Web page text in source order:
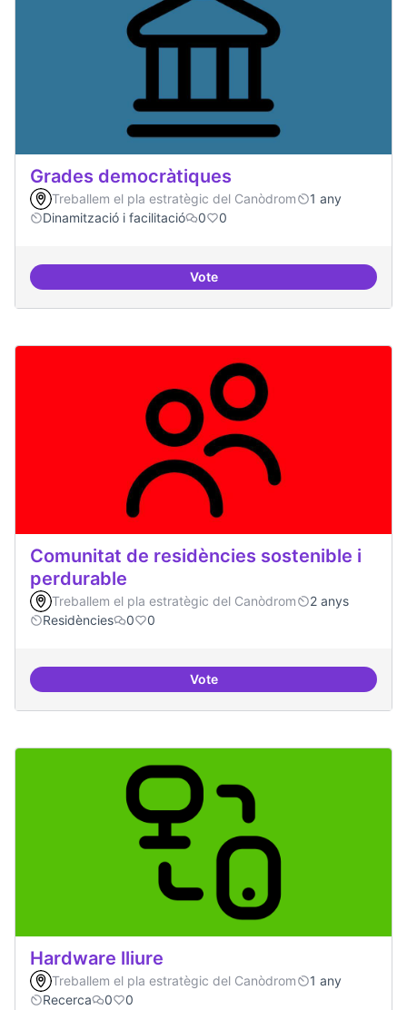
Grades democràtiques
Treballem el pla estratègic del Canòdrom
1 any
Dinamització i facilitació
0 0
VoteGrades democràtiques
Comunitat de residències sostenible i
perdurable
Treballem el pla estratègic del Canòdrom
2 anys
Residències
0 0
Vote Comunitat
Hardware lliure
Treballem el pla estratègic del Canòdrom
1 any
Recerca
0 0